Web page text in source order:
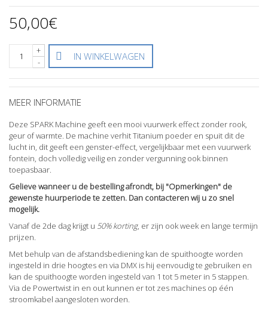
50,00€
-
+ IN WINKELWAGEN
MEER INFORMATIE
Deze SPARK Machine geeft een mooi vuurwerk effect zonder rook,
geur of warmte. De machine verhit Titanium poeder en spuit dit de
lucht in, dit geeft een genster-effect, vergelijkbaar met een vuurwerk
fontein, doch volledig veilig en zonder vergunning ook binnen
toepasbaar.
Gelieve wanneer u de bestelling afrondt, bij "Opmerkingen" de
gewenste huurperiode te zetten. Dan contacteren wij u zo snel
mogelijk.
Vanaf de 2de dag krijgt u 50% korting, er zijn ook week en lange termijn
prijzen.
Met behulp van de afstandsbediening kan de spuithoogte worden
ingesteld in drie hoogtes en via DMX is hij eenvoudig te gebruiken en
kan de spuithoogte worden ingesteld van 1 tot 5 meter in 5 stappen.
Via de Powertwist in en out kunnen er tot zes machines op één
stroomkabel aangesloten worden.